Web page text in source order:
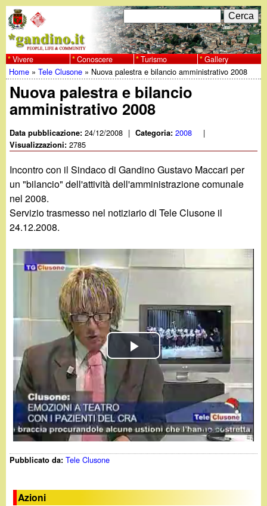
al
contenuto
principale
w
w
w
.
g
a
d
n
o
F
o
r
m
i
r
i
c
r
c
a
C
e
r
c
a
Vivere Conoscere Turismo Gallery
Tu
sei
qui
Home »Tele Clusone » Nuova palestra e bilancio amministrativo 2008
Nuova palestra e bilancio
amministrativo 2008
Data pubblicazione:24/12/2008 | Categoria:2008 |
Visualizzazioni:2785
Incontro con il Sindaco di Gandino Gustavo Maccari per
un "bilancio" dell'attività dell'amministrazione comunale
nel 2008.
Servizio trasmesso nel notiziario di Tele Clusone il
24.12.2008.
P
l
a
y
i
Pubblicato da:Tele Clusone
Azioni